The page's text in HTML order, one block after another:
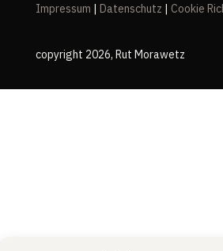
Impressum | Datenschutz | Cookie
copyright 2026, Rut Morawetz